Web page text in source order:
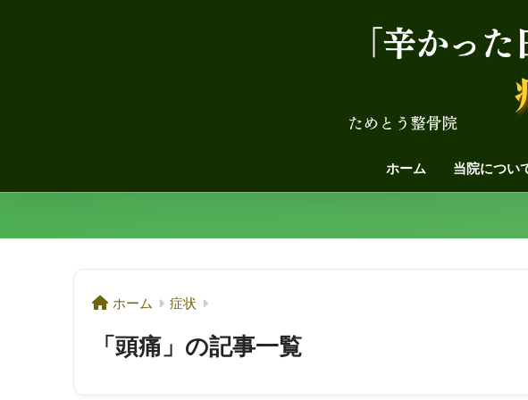
ホーム 当院につい
ホーム 症状
「頭痛」の記事一覧